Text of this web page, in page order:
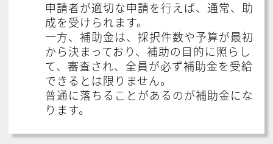
申請者が適切な申請を行えば、通常、助
成を受けられます。
一方、補助金は、採択件数や予算が最初
から決まっており、補助の目的に照らし
て、審査され、全員が必ず補助金を受給
できるとは限りません。
普通に落ちることがあるのが補助金にな
ります。